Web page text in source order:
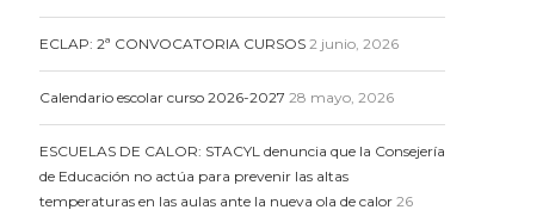
ECLAP: 2ª CONVOCATORIA CURSOS 2 junio, 2026
Calendario escolar curso 2026-2027 28 mayo, 2026
ESCUELAS DE CALOR: STACYL denuncia que la Consejería
de Educación no actúa para prevenir las altas
temperaturas en las aulas ante la nueva ola de calor 26